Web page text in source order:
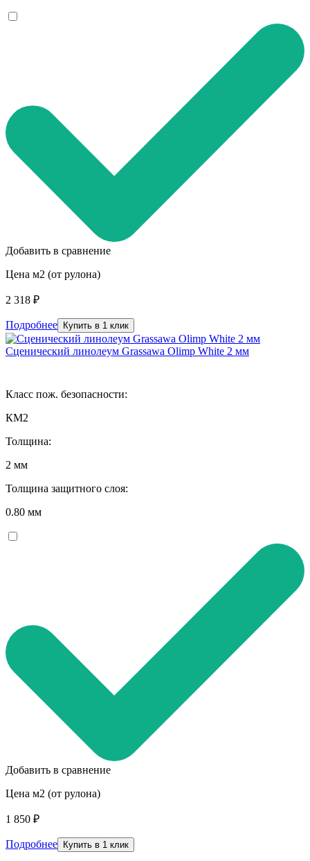
Добавить в сравнение
Цена м2 (от рулона)
2 318 ₽
Подробнее Купить в 1 клик
Сценический линолеум Grassawa Olimp White 2 мм
Класс пож. безопасности:
КМ2
Толщина:
2 мм
Толщина защитного слоя:
0.80 мм
Добавить в сравнение
Цена м2 (от рулона)
1 850 ₽
Подробнее Купить в 1 клик